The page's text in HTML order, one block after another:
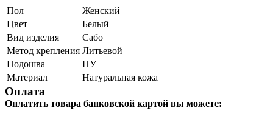
Пол
Женский
Цвет
Белый
Вид изделия
Сабо
Метод крепления Литьевой
Подошва
ПУ
Материал
Натуральная кожа
Оплата
Оплатить товара банковской картой вы можете: